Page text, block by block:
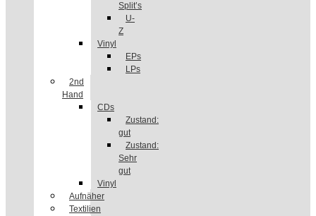
Split’s
U-
Z
Vinyl
EPs
LPs
2nd
Hand
CDs
Zustand:
gut
Zustand:
Sehr
gut
Vinyl
Aufnäher
Textilien